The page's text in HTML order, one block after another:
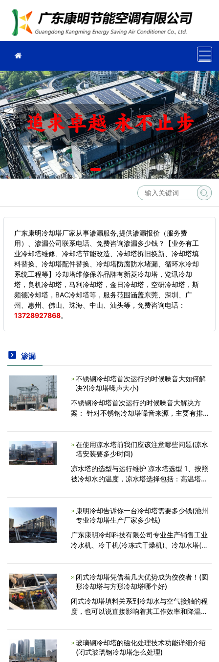
广东康明冷却塔厂家从事渗漏服务,提供渗漏报价（服务费
用）、渗漏公司联系电话、免费咨询渗漏多少钱？【业务有工
业冷却塔维修、冷却塔节能改造、冷却塔拆旧换新、冷却塔填
料替换、冷却塔配件替换、冷却塔防腐防水堵漏、循环水冷却
系统工程等】冷却塔维修保养品牌有新菱冷却塔，览讯冷却
塔，良机冷却塔，马利冷却塔，金日冷却塔，空研冷却塔，斯
频德冷却塔，BAC冷却塔等，服务范围涵盖东莞、深圳、广
州、惠州、佛山、珠海、中山、汕头等， 免费咨询电话：
13728927868。
渗漏
不锈钢冷却塔首次运行的时候噪音大如何解
决?(冷却塔噪声大小)
不锈钢冷却塔首次运行的时候噪音大解决方
案： 针对不锈钢冷却塔噪音来源，主要有排风
水泵噪音。 1、消声器:在冷却塔排风扇进出气
口安装消声器，可
在使用凉水塔前我们应该注意哪些问题(凉水
塔安装要多少时间)
凉水塔的选型与运行维护 凉水塔选型 1、按照
被冷却水的温度，凉水塔选择包括：高温塔、
对噪声的要求，凉水塔选择包括：横流塔与逆
流塔。 3
康明冷却告诉你一台冷却塔需要多少钱(池州
专业冷却塔生产厂家多少钱)
广东康明冷却科技有限公司专业生产销售工业
冷水机、冷干机(冷冻式干燥机)、冷却水塔(冷
色机、振动筛、吸料机以及中央供料系统和冷
库工程、
闭式冷却塔凭借着几大优势成为佼佼者！(圆
形冷却塔与方形冷却塔哪个好)
闭式冷却塔填料关系到冷却水与空气接触的程
度，也可以说直接影响着其工作效率和降温效
填料堵塞，然后结成水垢。导致冷却塔填料堵
塞后的原因有以
玻璃钢冷却塔的磁化处理技术功能详细介绍
(闭式玻璃钢冷却塔怎么处理)